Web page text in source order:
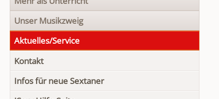
Unser Musikzweig
Aktuelles/Service
Kontakt
Infos für neue Sextaner